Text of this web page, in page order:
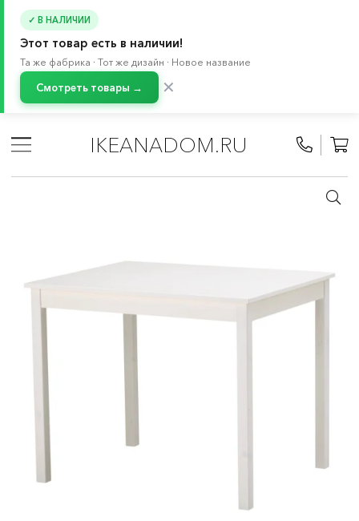
✓ В НАЛИЧИИ
Этот товар есть в наличии!
Та же фабрика · Тот же дизайн · Новое название
Смотреть товары → ✕
IKEANADOM.RU
/
Столы до 4 мест